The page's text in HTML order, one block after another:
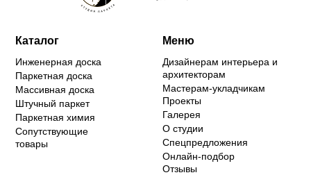
Каталог
Инженерная доска
Паркетная доска
Массивная доска
Штучный паркет
Паркетная химия
Сопутствующие
товары
Меню
Дизайнерам интерьера и
архитекторам
Мастерам-укладчикам
Проекты
Галерея
О студии
Спецпредложения
Онлайн-подбор
Отзывы